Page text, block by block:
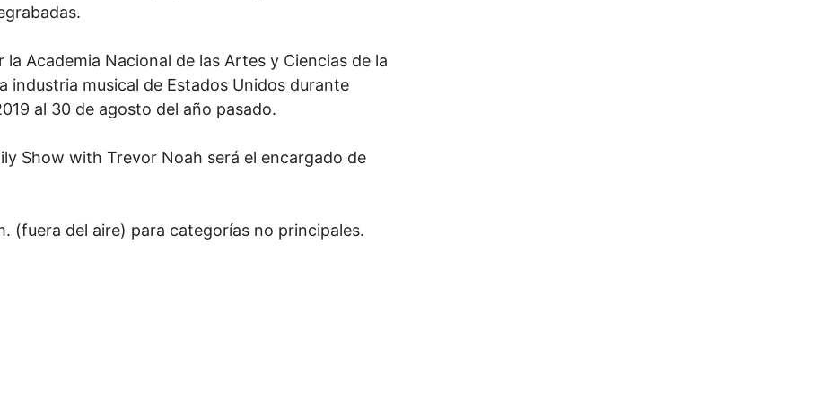
Academia Nacional de las Artes y Ciencias de la
industria musical de Estados Unidos durante
al 30 de agosto del año pasado.
Show with Trevor Noah será el encargado de
(fuera del aire) para categorías no principales.